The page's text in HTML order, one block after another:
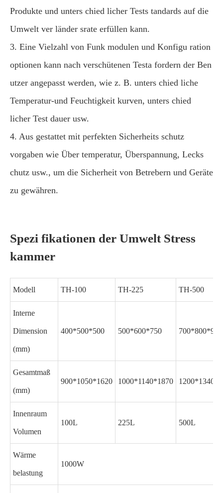
Produkte und unters chied licher Tests tandards auf die
Umwelt ver länder srate erfüllen kann.
3. Eine Vielzahl von Funk modulen und Konfigu ration
optionen kann nach verschütenen Testa fordern der Ben
utzer angepasst werden, wie z. B. unters chied liche
Temperatur-und Feuchtigkeit kurven, unters chied
licher Test dauer usw.
4. Aus gestattet mit perfekten Sicherheits schutz
vorgaben wie Über temperatur, Überspannung, Lecks
chutz usw., um die Sicherheit von Betrebern und Geräte
zu gewähren.
Spezi fikationen der Umwelt Stress
kammer
Modell TH-100 TH-225 TH-500
Interne
Dimension
(mm)
400*500*500 500*600*750 700*800*900
Gesamtmaß
(mm)
900*1050*1620 1000*1140*1870
Innenraum
Volumen
100L 225L 500L
Wärme
belastung
1000W